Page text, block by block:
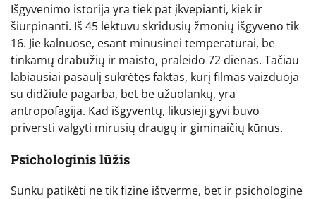
Išgyvenimo istorija yra tiek pat įkvepianti, kiek ir
šiurpinanti. Iš 45 lėktuvu skridusių žmonių išgyveno tik
16. Jie kalnuose, esant minusinei temperatūrai, be
tinkamų drabužių ir maisto, praleido 72 dienas. Tačiau
labiausiai pasaulį sukrėtęs faktas, kurį filmas vaizduoja
su didžiule pagarba, bet be užuolankų, yra
antropofagija. Kad išgyventų, likusieji gyvi buvo
priversti valgyti mirusių draugų ir giminaičių kūnus.
Psichologinis lūžis
Sunku patikėti ne tik fizine ištverme, bet ir psichologine